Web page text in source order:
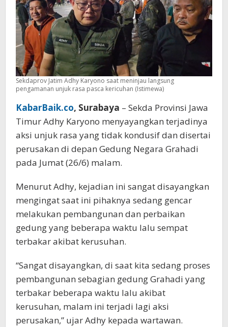
Sekdaprov Jatim Adhy Karyono saat meninjau langsung
pengamanan unjuk rasa pasca kericuhan (Istimewa)
KabarBaik.co, Surabaya – Sekda Provinsi Jawa
Timur Adhy Karyono menyayangkan terjadinya
aksi unjuk rasa yang tidak kondusif dan disertai
perusakan di depan Gedung Negara Grahadi
pada Jumat (26/6) malam.
Menurut Adhy, kejadian ini sangat disayangkan
mengingat saat ini pihaknya sedang gencar
melakukan pembangunan dan perbaikan
gedung yang beberapa waktu lalu sempat
terbakar akibat kerusuhan.
“Sangat disayangkan, di saat kita sedang proses
pembangunan sebagian gedung Grahadi yang
terbakar beberapa waktu lalu akibat
kerusuhan, malam ini terjadi lagi aksi
perusakan,” ujar Adhy kepada wartawan.